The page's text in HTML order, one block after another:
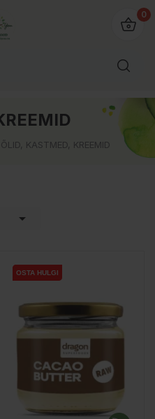
0
ÕLID, KASTMED, KREEMID

OSTA HULGI
OSTA HULGI